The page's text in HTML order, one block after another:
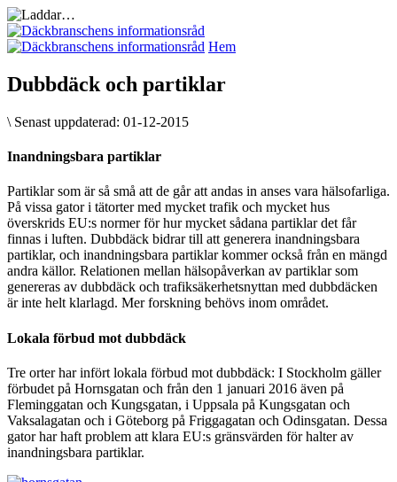
Hem
Dubbdäck och partiklar
\ Senast uppdaterad: 01-12-2015
Inandningsbara partiklar
Partiklar som är så små att de går att andas in anses vara hälsofarliga.
På vissa gator i tätorter med mycket trafik och mycket hus
överskrids EU:s normer för hur mycket sådana partiklar det får
finnas i luften. Dubbdäck bidrar till att generera inandningsbara
partiklar, och inandningsbara partiklar kommer också från en mängd
andra källor. Relationen mellan hälsopåverkan av partiklar som
genereras av dubbdäck och trafiksäkerhetsnyttan med dubbdäcken
är inte helt klarlagd. Mer forskning behövs inom området.
Lokala förbud mot dubbdäck
Tre orter har infört lokala förbud mot dubbdäck: I Stockholm gäller
förbudet på Hornsgatan och från den 1 januari 2016 även på
Fleminggatan och Kungsgatan, i Uppsala på Kungsgatan och
Vaksalagatan och i Göteborg på Friggagatan och Odinsgatan. Dessa
gator har haft problem att klara EU:s gränsvärden för halter av
inandningsbara partiklar.